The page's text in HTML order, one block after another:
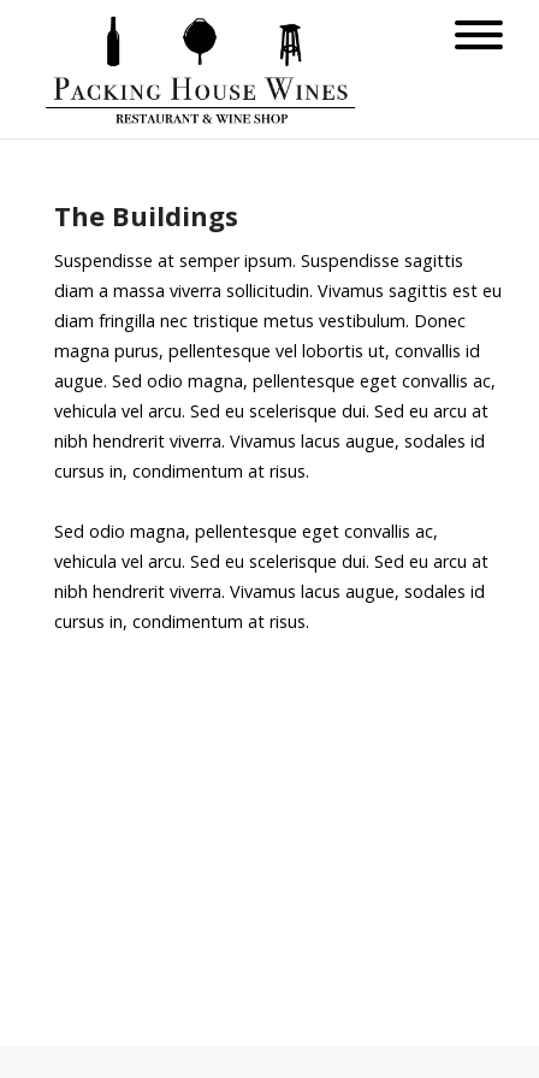
The Buildings
Suspendisse at semper ipsum. Suspendisse sagittis
diam a massa viverra sollicitudin. Vivamus sagittis est eu
diam fringilla nec tristique metus vestibulum. Donec
magna purus, pellentesque vel lobortis ut, convallis id
augue. Sed odio magna, pellentesque eget convallis ac,
vehicula vel arcu. Sed eu scelerisque dui. Sed eu arcu at
nibh hendrerit viverra. Vivamus lacus augue, sodales id
cursus in, condimentum at risus.
Sed odio magna, pellentesque eget convallis ac,
vehicula vel arcu. Sed eu scelerisque dui. Sed eu arcu at
nibh hendrerit viverra. Vivamus lacus augue, sodales id
cursus in, condimentum at risus.